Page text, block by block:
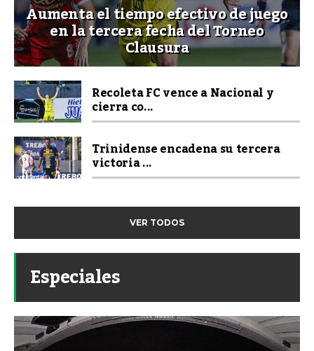
Aumenta el tiempo efectivo de juego
en la tercera fecha del Torneo
Clausura
Recoleta FC vence a Nacional y
cierra co...
Trinidense encadena su tercera
victoria ...
VER TODOS
Especiales